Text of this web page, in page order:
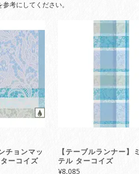
考にしてください。
チョンマッ
ーコイズ
【テーブルランナー】
テル ターコイズ
¥8,085